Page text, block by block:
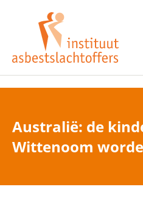
Heeft u
Heeft u Asbestose?
Bent u arts?
Asbest en
Laatste nieuws
Australië: de
Wittenoom